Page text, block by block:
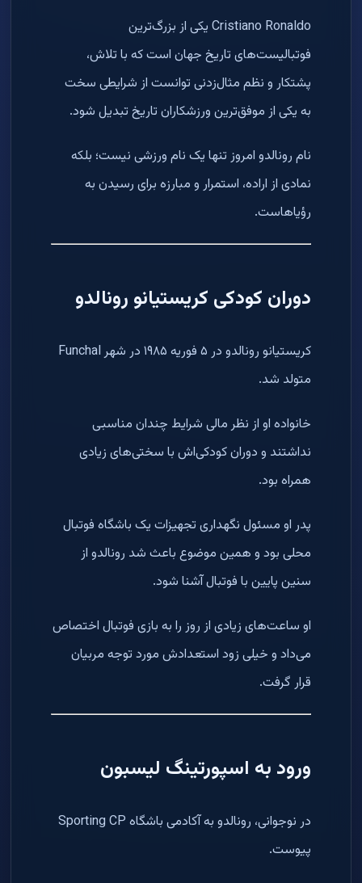
Cristiano Ronaldo یکی از بزرگ‌ترین
فوتبالیست‌های تاریخ جهان است که با تلاش،
پشتکار و نظم مثال‌زدنی توانست از شرایطی سخت
به یکی از موفق‌ترین ورزشکاران تاریخ تبدیل شود.
نام رونالدو امروز تنها یک نام ورزشی نیست؛ بلکه
نمادی از اراده، استمرار و مبارزه برای رسیدن به
رؤیاهاست.
دوران کودکی کریستیانو رونالدو
کریستیانو رونالدو در ۵ فوریه ۱۹۸۵ در شهر Funchal
متولد شد.
خانواده او از نظر مالی شرایط چندان مناسبی
نداشتند و دوران کودکی‌اش با سختی‌های زیادی
همراه بود.
پدر او مسئول نگهداری تجهیزات یک باشگاه فوتبال
محلی بود و همین موضوع باعث شد رونالدو از
سنین پایین با فوتبال آشنا شود.
او ساعت‌های زیادی از روز را به بازی فوتبال اختصاص
می‌داد و خیلی زود استعدادش مورد توجه مربیان
قرار گرفت.
ورود به اسپورتینگ لیسبون
در نوجوانی، رونالدو به آکادمی باشگاه Sporting CP
پیوست.